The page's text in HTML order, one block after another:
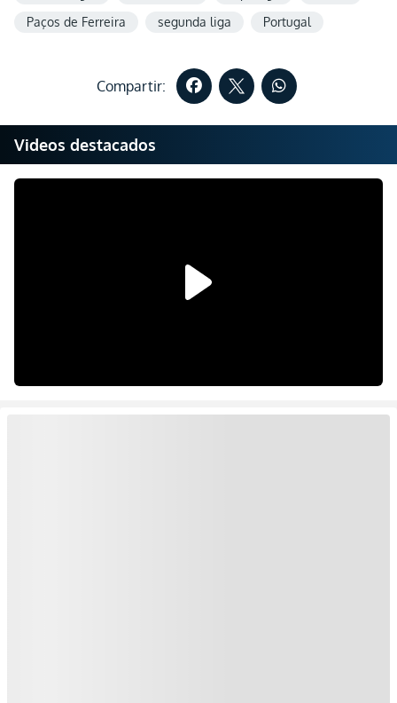
Paços de Ferreira
segunda liga Portugal
Compartir:
Videos destacados